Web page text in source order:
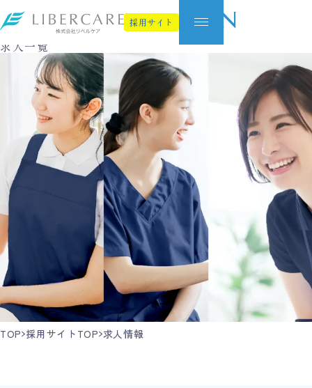
採用サイト
Job Information
求人一覧
TOP 採用サイトTOP 求人情報